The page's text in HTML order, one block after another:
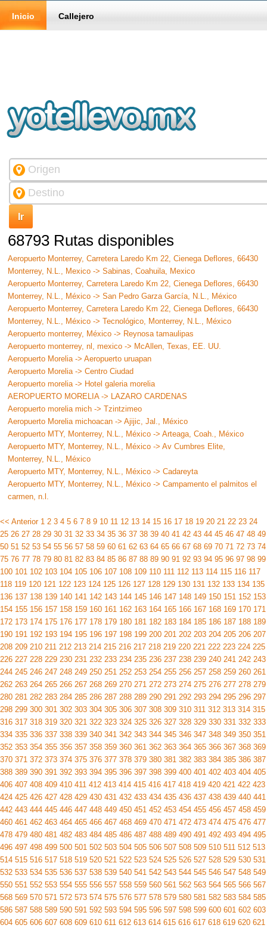
Inicio Callejero
68793 Rutas disponibles
Aeropuerto Monterrey, Carretera Laredo Km 22, Cienega Deflores, 66430
Monterrey, N.L., Mexico -> Sabinas, Coahuila, Mexico
Aeropuerto Monterrey, Carretera Laredo Km 22, Cienega Deflores, 66430
Monterrey, N.L., México -> San Pedro Garza García, N.L., México
Aeropuerto Monterrey, Carretera Laredo Km 22, Cienega Deflores, 66430
Monterrey, N.L., México -> Tecnológico, Monterrey, N.L., México
Aeropuerto monterrey, México -> Reynosa tamaulipas
Aeropuerto monterrey, nl, mexico -> McAllen, Texas, EE. UU.
Aeropuerto Morelia -> Aeropuerto uruapan
Aeropuerto Morelia -> Centro Ciudad
Aeropuerto morelia -> Hotel galeria morelia
AEROPUERTO MORELIA -> LAZARO CARDENAS
Aeropuerto morelia mich -> Tzintzimeo
Aeropuerto Morelia michoacan -> Ajijic, Jal., México
Aeropuerto MTY, Monterrey, N.L., México -> Arteaga, Coah., México
Aeropuerto MTY, Monterrey, N.L., México -> Av Cumbres Elite,
Monterrey, N.L., México
Aeropuerto MTY, Monterrey, N.L., México -> Cadareyta
Aeropuerto MTY, Monterrey, N.L., México -> Campamento el palmitos el
carmen, n.l.
<< Anterior 1 2 3 4 5 6 7 8 9 10 11 12 13 14 15 16 17 18 19 20 21 22 23 24
25 26 27 28 29 30 31 32 33 34 35 36 37 38 39 40 41 42 43 44 45 46 47 48 49
50 51 52 53 54 55 56 57 58 59 60 61 62 63 64 65 66 67 68 69 70 71 72 73 74
75 76 77 78 79 80 81 82 83 84 85 86 87 88 89 90 91 92 93 94 95 96 97 98 99
100 101 102 103 104 105 106 107 108 109 110 111 112 113 114 115 116 117
118 119 120 121 122 123 124 125 126 127 128 129 130 131 132 133 134 135
136 137 138 139 140 141 142 143 144 145 146 147 148 149 150 151 152 153
154 155 156 157 158 159 160 161 162 163 164 165 166 167 168 169 170 171
172 173 174 175 176 177 178 179 180 181 182 183 184 185 186 187 188 189
190 191 192 193 194 195 196 197 198 199 200 201 202 203 204 205 206 207
208 209 210 211 212 213 214 215 216 217 218 219 220 221 222 223 224 225
226 227 228 229 230 231 232 233 234 235 236 237 238 239 240 241 242 243
244 245 246 247 248 249 250 251 252 253 254 255 256 257 258 259 260 261
262 263 264 265 266 267 268 269 270 271 272 273 274 275 276 277 278 279
280 281 282 283 284 285 286 287 288 289 290 291 292 293 294 295 296 297
298 299 300 301 302 303 304 305 306 307 308 309 310 311 312 313 314 315
316 317 318 319 320 321 322 323 324 325 326 327 328 329 330 331 332 333
334 335 336 337 338 339 340 341 342 343 344 345 346 347 348 349 350 351
352 353 354 355 356 357 358 359 360 361 362 363 364 365 366 367 368 369
370 371 372 373 374 375 376 377 378 379 380 381 382 383 384 385 386 387
388 389 390 391 392 393 394 395 396 397 398 399 400 401 402 403 404 405
406 407 408 409 410 411 412 413 414 415 416 417 418 419 420 421 422 423
424 425 426 427 428 429 430 431 432 433 434 435 436 437 438 439 440 441
442 443 444 445 446 447 448 449 450 451 452 453 454 455 456 457 458 459
460 461 462 463 464 465 466 467 468 469 470 471 472 473 474 475 476 477
478 479 480 481 482 483 484 485 486 487 488 489 490 491 492 493 494 495
496 497 498 499 500 501 502 503 504 505 506 507 508 509 510 511 512 513
514 515 516 517 518 519 520 521 522 523 524 525 526 527 528 529 530 531
532 533 534 535 536 537 538 539 540 541 542 543 544 545 546 547 548 549
550 551 552 553 554 555 556 557 558 559 560 561 562 563 564 565 566 567
568 569 570 571 572 573 574 575 576 577 578 579 580 581 582 583 584 585
586 587 588 589 590 591 592 593 594 595 596 597 598 599 600 601 602 603
604 605 606 607 608 609 610 611 612 613 614 615 616 617 618 619 620 621